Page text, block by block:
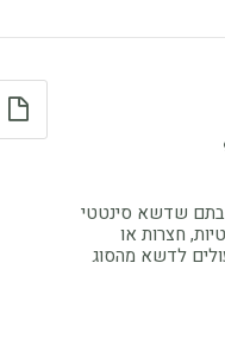
שדשא סינטטי
חצרות או
לדשא מהסוג